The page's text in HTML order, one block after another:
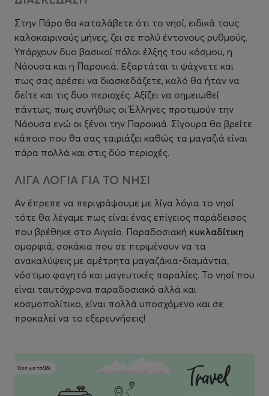
Στην Πάρο θα καταλάβετε ότι το νησί, ειδικά τους
καλοκαιρινούς μήνες, ζει σε πολύ έντονους ρυθμούς.
Υπάρχουν δυο βασικοί πόλοι έλξης του κόσμου, η
Νάουσα και η Παροικιά. Εξαρτάται τι ψάχνετε και
πως σας αρέσει να διασκεδάζετε, καλό θα ήταν να
δείτε και τις δυο περιοχές. Αξίζει να σημειωθεί
πάντως, πως συνήθως οι Έλληνες προτιμούν την
Νάουσα ενώ οι ξένοι την Παροικιά. Σίγουρα θα βρείτε
κάποιο που θα σας ταιριάζει καθώς τα μαγαζιά είναι
πάρα πολλά και στις δύο περιοχές.
ΛΙΓΑ ΛΟΓΙΑ ΓΙΑ ΤΟ ΝΗΣΙ
Αν έπρεπε να περιγράψουμε με λίγα λόγια το νησί
τότε θα λέγαμε πως είναι ένας επίγειος παράδεισος
που βρέθηκε στο Αιγαίο. Παραδοσιακή κυκλαδίτικη
ομορφιά, σοκάκια που σε περιμένουν να τα
ανακαλύψεις με αμέτρητα μαγαζάκια-διαμάντια,
νόστιμο φαγητό και μαγευτικές παραλίες. Το νησί που
είναι ταυτόχρονα παραδοσιακό αλλά και
κοσμοπολίτικο, είναι πολλά υποσχόμενο και σε
προκαλεί να το εξερευνήσεις!